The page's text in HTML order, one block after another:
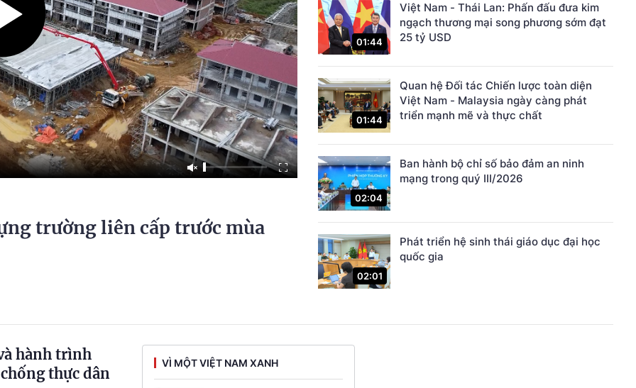
trường liên cấp trước mùa
01:44
Việt Nam - Thái Lan: Phấn đấu đưa kim
ngạch thương mại song phương sớm đạt
25 tỷ USD
01:44
Quan hệ Đối tác Chiến lược toàn diện
Việt Nam - Malaysia ngày càng phát
triển mạnh mẽ và thực chất
02:04
Ban hành bộ chỉ số bảo đảm an ninh
mạng trong quý III/2026
02:01
Phát triển hệ sinh thái giáo dục đại học
quốc gia
hành trình
thực dân
VÌ MỘT VIỆT NAM XANH